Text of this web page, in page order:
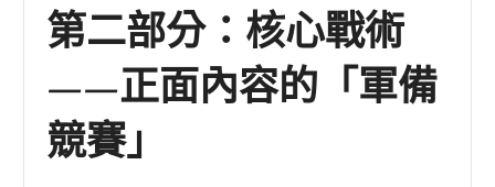
第二部分：核心戰術
——正面內容的「軍備
競賽」